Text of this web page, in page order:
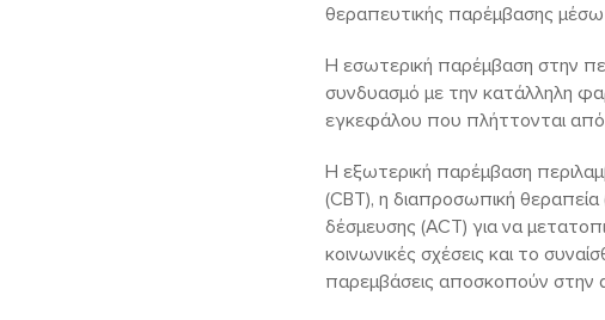
θεραπευτικής παρέμβασης μέσω
Η εσωτερική παρέμβαση στην
συνδυασμό με την κατάλληλη
εγκεφάλου που πλήττονται
Η εξωτερική παρέμβαση
(CBT), η διαπροσωπική θεραπεία
δέσμευσης (ACT) για να
κοινωνικές σχέσεις και το
παρεμβάσεις αποσκοπούν στην